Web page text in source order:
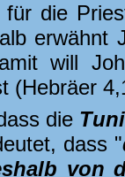
für die
erwähnt
will
(Hebräer
die
dass "
von